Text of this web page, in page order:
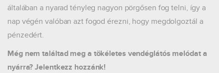
általában a nyarad tényleg nagyon pörgősen fog telni, így a
nap végén valóban azt fogod érezni, hogy megdolgoztál a
pénzedért.
Még nem találtad meg a tökéletes vendéglátós melódat a
nyárra? Jelentkezz hozzánk!